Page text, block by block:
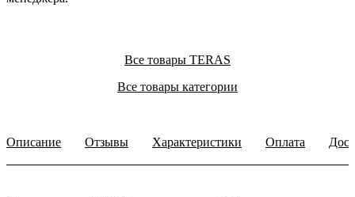
Все товары TERAS
Все товары категории
Описание Отзывы Характеристики Оплата